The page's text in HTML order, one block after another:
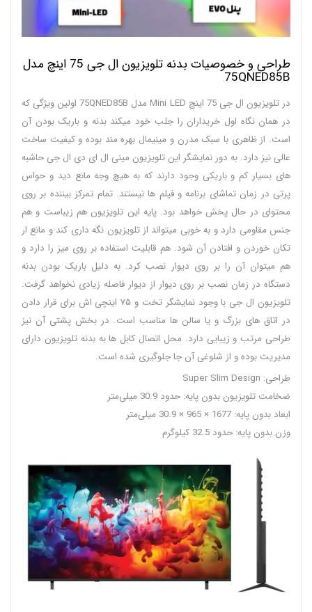
طراحی و خصوصیات بدنه تلویزیون ال جی 75 اینچ مدل
75QNED85B
در تلویزیون ال جی 75 اینچ Mini LED مدل 75QNED85B اولین ویژگی که
در همان نگاه اول خریداران را جلب خود میکند بدنه و باریک بودن آن
است. از ظاهری با سبک مدرن و مینیمال بهره مند بوده و کیفیت ساخت
عالی نیز دارد. به دور نمایشگر این تلویزیون مینی ال ای دی ال جی حاشبه
های بسیار کم و باریکی وجود دارند که به هیچ وجه مانع دید و حواس
پرتی در زمان تماشای برنامه و فیلم ها نیستند. تمام تمرکز بیننده بر روی
محتوای در حال پخش خواهد بود. پایه این تلویزیون هم زیباست و هم
جنس مقاومی دارد و به خوبی میتواند از تلویزیون نگه داری کند و مانع ار
تکان خوردن و افتادن آن شود. هم قابلیت استفاده بر روی میز را دارد و
هم میتوان آن را بر روی دیوار نصب کرد. به دلیل باریک بودن بدنه
دستگاه در زمان نصب بر روی دیوار از دیوار فاصله زیادی نخواهد گرفت.
تلویزیون ال جی با وجود نمایشگر تخت و ۷۵ اینچی اش برای قرار دادن
در اتاق های بزرگ و یا سالن ها مناسب است. در بخش پشتی آن نیز
طراحی مرتب و زیبایی دارد. محل اتصال کابل ها به بدنه تلویزیون دارای
مدیریت بوده و از شلوغی آن جا جلوگیری شده است.
طراحی: Super Slim Design
ضخامت تلویزیون بدون پایه: حدود 30.9 میلی‌متر
ابعاد بدون پایه: 1677 × 965 × 30.9 میلی‌متر
وزن بدون پایه: حدود 32.5 کیلوگرم